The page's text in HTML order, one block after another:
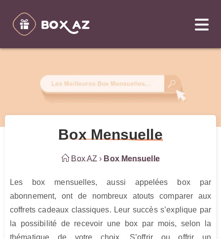
Box Mensuelle
Box AZ › Box Mensuelle
Les box mensuelles, aussi appelées box par
abonnement, ont de nombreux atouts comparer aux
coffrets cadeaux classiques. Leur succès s’explique par
la possibilité de recevoir une box par mois, selon la
thématique de votre choix. S’offrir ou offrir un